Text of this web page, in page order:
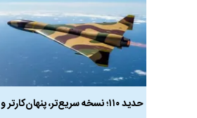
حدید ۱۱۰؛ نسخه سریع‌تر، پنهان‌کارتر و